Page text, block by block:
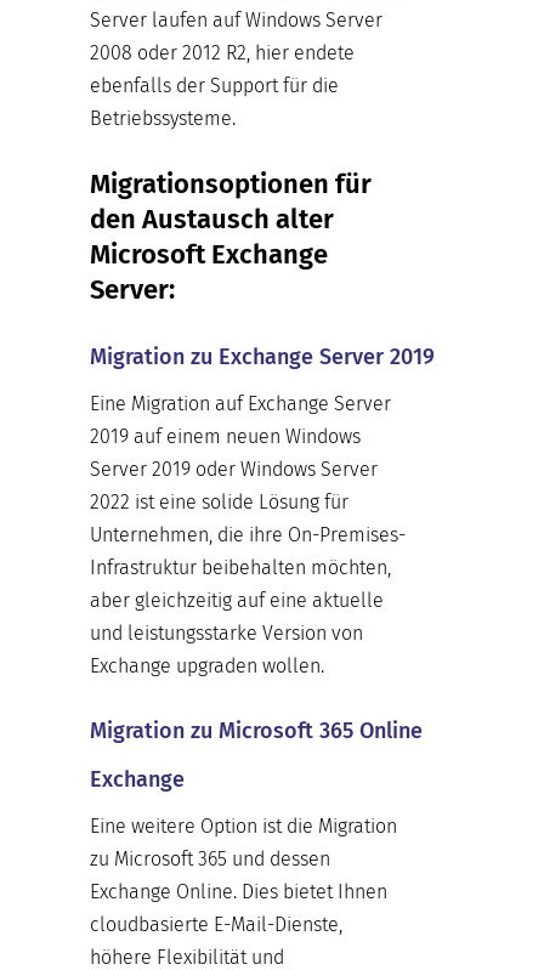
Server laufen auf Windows Server
2008 oder 2012 R2, hier endete
ebenfalls der Support für die
Betriebssysteme.
Migrationsoptionen für
den Austausch alter
Microsoft Exchange
Server:
Migration zu Exchange Server 2019
Eine Migration auf Exchange Server
2019 auf einem neuen Windows
Server 2019 oder Windows Server
2022 ist eine solide Lösung für
Unternehmen, die ihre On-Premises-
Infrastruktur beibehalten möchten,
aber gleichzeitig auf eine aktuelle
und leistungsstarke Version von
Exchange upgraden wollen.
Migration zu Microsoft 365 Online
Exchange
Eine weitere Option ist die Migration
zu Microsoft 365 und dessen
Exchange Online. Dies bietet Ihnen
cloudbasierte E-Mail-Dienste,
höhere Flexibilität und